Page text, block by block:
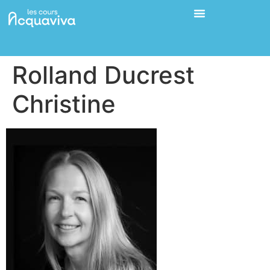
Rolland Ducrest
Christine